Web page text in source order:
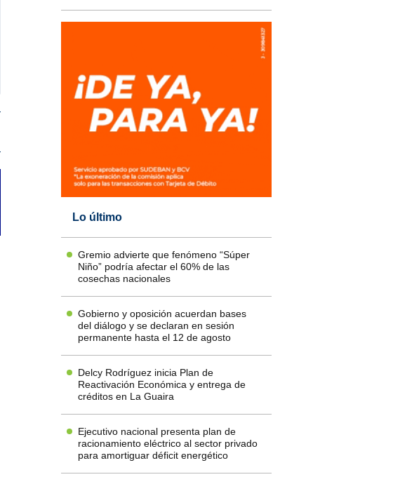
Lo último
Gremio advierte que fenómeno “Súper
Niño” podría afectar el 60% de las
cosechas nacionales
Gobierno y oposición acuerdan bases
del diálogo y se declaran en sesión
permanente hasta el 12 de agosto
Delcy Rodríguez inicia Plan de
Reactivación Económica y entrega de
créditos en La Guaira
Ejecutivo nacional presenta plan de
racionamiento eléctrico al sector privado
para amortiguar déficit energético